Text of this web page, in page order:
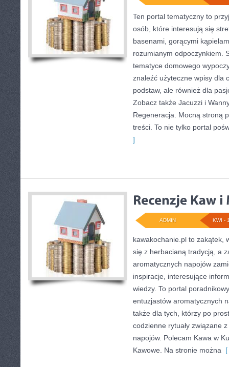
Ten portal tematyczny to
osób, które interesują się
basenami, gorącymi
rozumianym odpoczynkiem.
tematyce domowego
znaleźć użyteczne wpisy dla
podstaw, ale również dla
Zobacz także Jacuzzi i
Regeneracja. Mocną stroną
treści. To nie tylko portal
]
KWI -
ADMIN
kawakochanie.pl to zakątek,
się z herbacianą tradycją, a
aromatycznych napojów
inspiracje, interesujące
wiedzy. To portal
entuzjastów aromatycznych
także dla tych, którzy po
codzienne rytuały związane
napojów. Polecam Kawa w
Kawowe. Na stronie można [